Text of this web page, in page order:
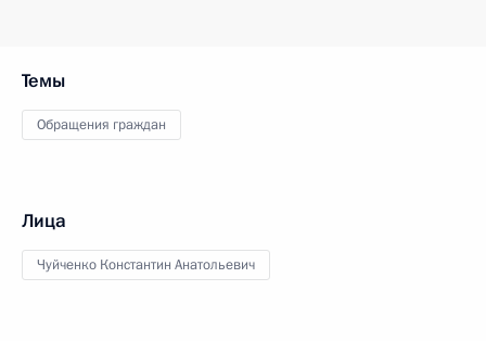
Темы
Обращения граждан
Лица
Чуйченко Константин Анатольевич